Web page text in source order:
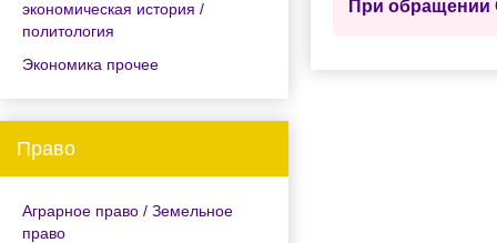
экономическая история /
политология
Экономика прочее
Право
Аграрное право / Земельное
право
При обращении